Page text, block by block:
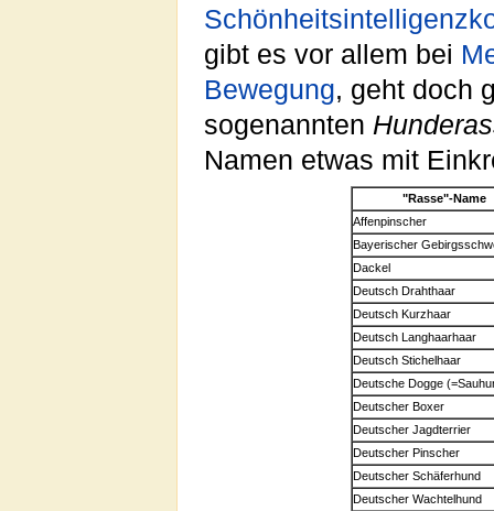
gibt es vor allem bei
Bewegung, geht doch
sogenannten
Namen etwas mit
"Rasse"-Name
Affenpinscher
Bayerischer
Dackel
Deutsch Drahthaar
Deutsch Kurzhaar
Deutsch Langhaarhaar
Deutsch Stichelhaar
Deutsche Dogge
Deutscher Boxer
Deutscher Jagdterrier
Deutscher Pinscher
Deutscher Schäferhund
Deutscher Wachtelhund